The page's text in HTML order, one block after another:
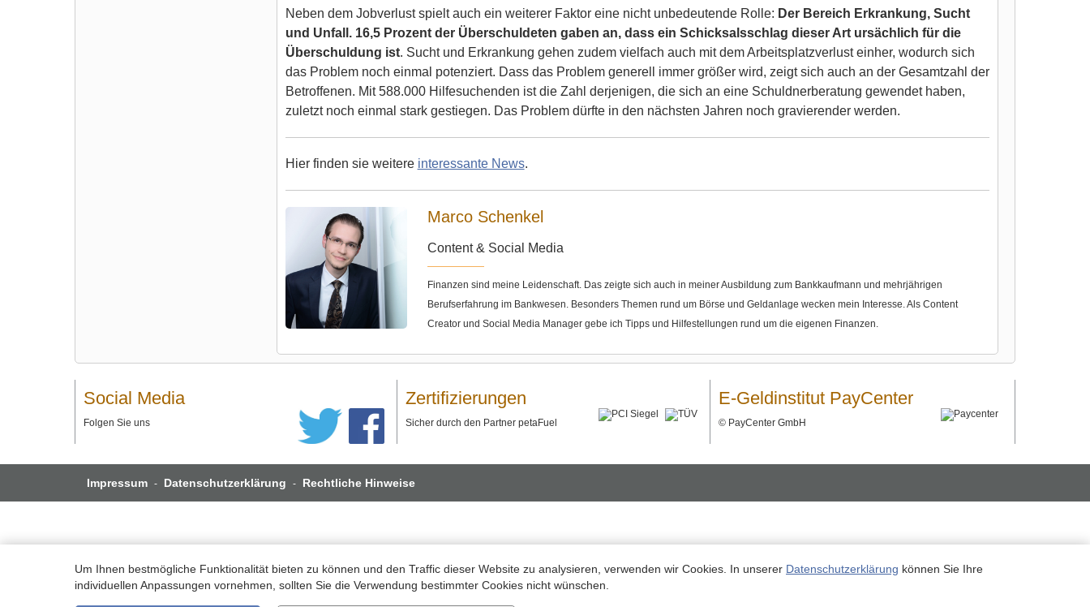
Neben dem Jobverlust spielt auch ein weiterer Faktor eine nicht unbedeutende Rolle: Der Bereich Erkrankung, Sucht
und Unfall. 16,5 Prozent der Überschuldeten gaben an, dass ein Schicksalsschlag dieser Art ursächlich für die
Überschuldung ist. Sucht und Erkrankung gehen zudem vielfach auch mit dem Arbeitsplatzverlust einher, wodurch sich
das Problem noch einmal potenziert. Dass das Problem generell immer größer wird, zeigt sich auch an der Gesamtzahl der
Betroffenen. Mit 588.000 Hilfesuchenden ist die Zahl derjenigen, die sich an eine Schuldnerberatung gewendet haben,
zuletzt noch einmal stark gestiegen. Das Problem dürfte in den nächsten Jahren noch gravierender werden.
Hier finden sie weitere interessante News.
Marco Schenkel
Content & Social Media
Finanzen sind meine Leidenschaft. Das zeigte sich auch in meiner Ausbildung zum Bankkaufmann und mehrjährigen
Berufserfahrung im Bankwesen. Besonders Themen rund um Börse und Geldanlage wecken mein Interesse. Als Content
Creator und Social Media Manager gebe ich Tipps und Hilfestellungen rund um die eigenen Finanzen.
Social Media
Folgen Sie uns
Zertifizierungen
Sicher durch den Partner petaFuel
E-Geldinstitut PayCenter
© PayCenter GmbH
Impressum - Datenschutzerklärung - Rechtliche Hinweise
Um Ihnen bestmögliche Funktionalität bieten zu können und den Traffic dieser Website zu analysieren, verwenden wir Cookies. In unserer Datenschutzerklärung können Sie Ihre
individuellen Anpassungen vornehmen, sollten Sie die Verwendung bestimmter Cookies nicht wünschen.